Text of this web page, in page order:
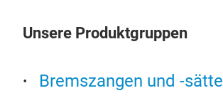
Unsere Produktgruppen
Bremszangen und -sättel